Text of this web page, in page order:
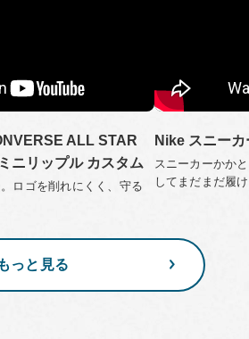
ALL STAR
ニリップル カスタム
ロゴを削れにくく、守る
Nike スニー
スニーカーかか
してまだまだ履
っと見る